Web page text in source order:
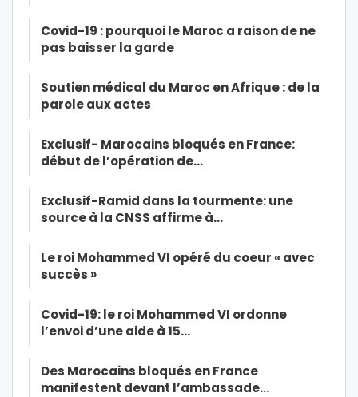
Covid-19 : pourquoi le Maroc a raison de ne
pas baisser la garde
Soutien médical du Maroc en Afrique : de la
parole aux actes
Exclusif- Marocains bloqués en France:
début de l’opération de…
Exclusif-Ramid dans la tourmente: une
source à la CNSS affirme à…
Le roi Mohammed VI opéré du coeur « avec
succès »
Covid-19: le roi Mohammed VI ordonne
l’envoi d’une aide à 15…
Des Marocains bloqués en France
manifestent devant l’ambassade…